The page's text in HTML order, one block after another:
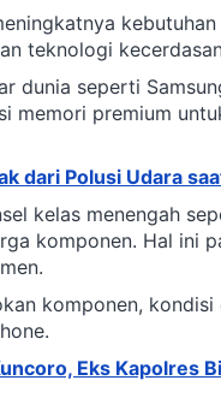
teknologi
dunia seperti
memori premium
dari Polusi Udara
kelas menengah
komponen. Hal ini
komponen,
Eks Kapolres